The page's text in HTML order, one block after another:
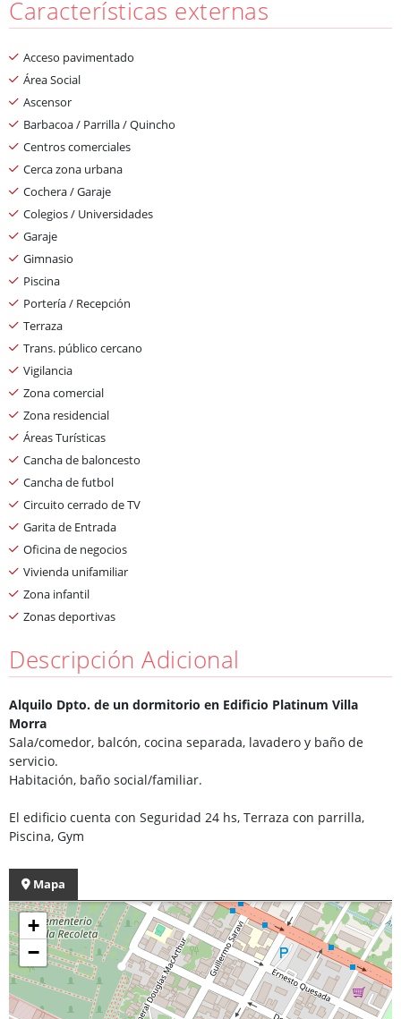
Características externas
Acceso pavimentado
Área Social
Ascensor
Barbacoa / Parrilla / Quincho
Centros comerciales
Cerca zona urbana
Cochera / Garaje
Colegios / Universidades
Garaje
Gimnasio
Piscina
Portería / Recepción
Terraza
Trans. público cercano
Vigilancia
Zona comercial
Zona residencial
Áreas Turísticas
Cancha de baloncesto
Cancha de futbol
Circuito cerrado de TV
Garita de Entrada
Oficina de negocios
Vivienda unifamiliar
Zona infantil
Zonas deportivas
Descripción Adicional
Alquilo Dpto. de un dormitorio en Edificio Platinum Villa
Morra
Sala/comedor, balcón, cocina separada, lavadero y baño de
servicio.
Habitación, baño social/familiar.
El edificio cuenta con Seguridad 24 hs, Terraza con parrilla,
Piscina, Gym
Mapa
+
−